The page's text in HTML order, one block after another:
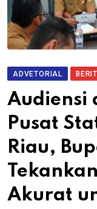
ADVETORIAL
Audiensi
Pusat
Riau,
Akurat